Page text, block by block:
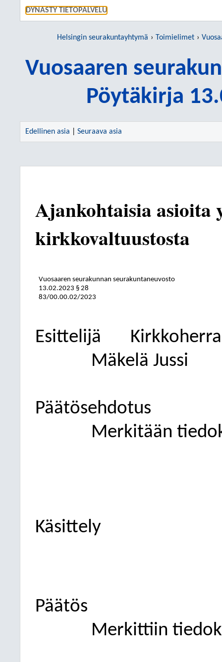
DYNASTY TIETOPALVELU
Helsingin seurakuntayhtymä Toimielimet
Vuosaaren
Pöytäkirja
Edellinen asia Seuraava asia
Ajankohtaisia asioita
kirkkovaltuustosta
Vuosaaren seurakunnan seurakuntaneuvosto
13.02.2023 § 28
83/00.00.02/2023
Esittelijä
Mäkelä Jussi
Päätösehdotus
Merkitään
Käsittely
Päätös
Merkittiin